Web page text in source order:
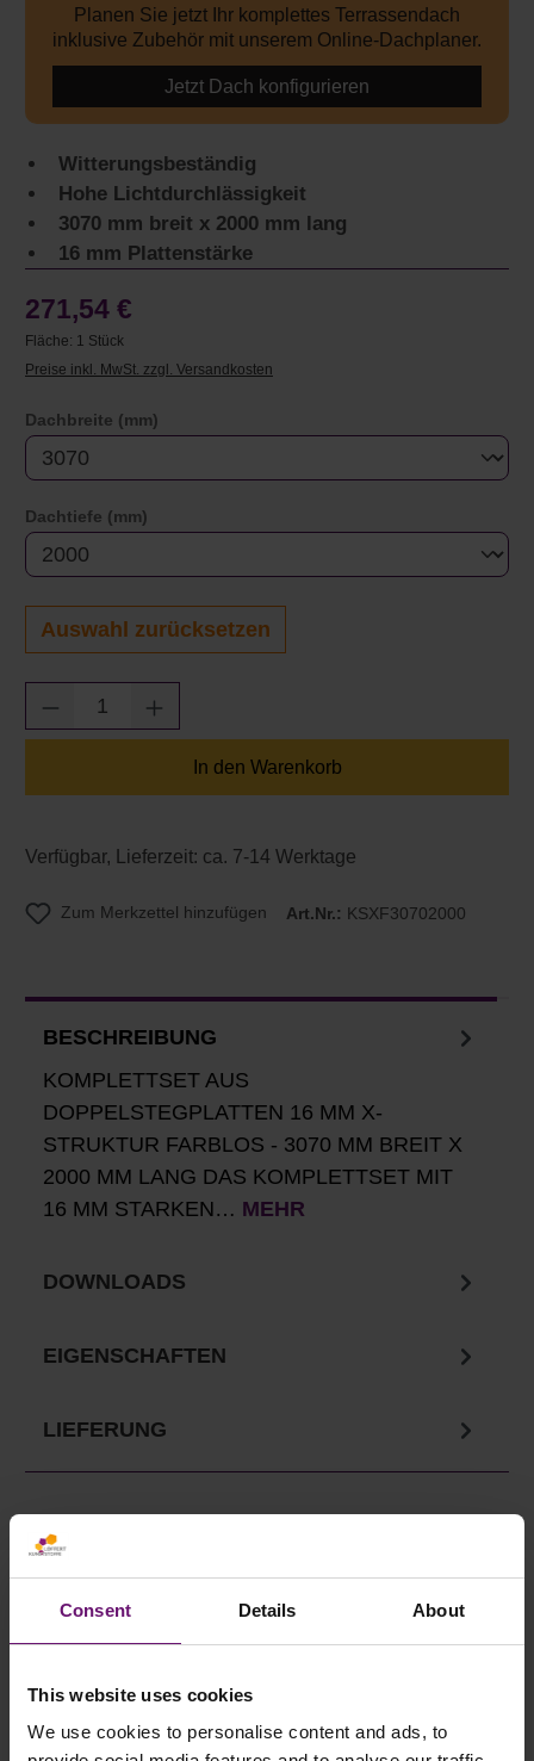
Consent Details About
This website uses cookies
We use cookies to personalise content and ads, to
Planen Sie jetzt Ihr komplettes Terrassendach
inklusive Zubehör mit unserem Online-Dachplaner.
Jetzt Dach konfigurieren
Witterungsbeständig
Hohe Lichtdurchlässigkeit
3070 mm breit x 2000 mm lang
16 mm Plattenstärke
271,54 €
Fläche: 1 Stück
Preise inkl. MwSt. zzgl. Versandkosten
Dachbreite (mm)
Dachtiefe (mm)
Auswahl zurücksetzen
Produkt Anzahl: Gib den gewünschten
In den Warenkorb
Verfügbar, Lieferzeit: ca. 7-14 Werktage
Zum Merkzettel hinzufügen Art.Nr.: KSXF30702000
BESCHREIBUNG
KOMPLETTSET AUS
DOPPELSTEGPLATTEN 16 MM X-
STRUKTUR FARBLOS - 3070 MM BREIT X
2000 MM LANG DAS KOMPLETTSET MIT
16 MM STARKEN… MEHR
DOWNLOADS
EIGENSCHAFTEN
LIEFERUNG
Ihre Vorteile in unserem
Onlineshop
✓Versandkostenfrei ab 750€
✓ Service telefonisch & per Mail